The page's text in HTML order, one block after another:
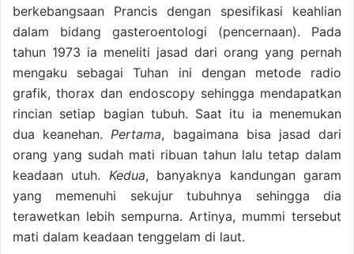
berkebangsaan Prancis dengan spesifikasi keahlian
dalam bidang gasteroentologi (pencernaan). Pada
tahun 1973 ia meneliti jasad dari orang yang pernah
mengaku sebagai Tuhan ini dengan metode radio
grafik, thorax dan endoscopy sehingga mendapatkan
rincian setiap bagian tubuh. Saat itu ia menemukan
dua keanehan.Pertama, bagaimana bisa jasad dari
orang yang sudah mati ribuan tahun lalu tetap dalam
keadaan utuh. Kedua, banyaknya kandungan garam
yang memenuhi sekujur tubuhnya sehingga dia
terawetkan lebih sempurna. Artinya, mummi tersebut
mati dalam keadaan tenggelam di laut.